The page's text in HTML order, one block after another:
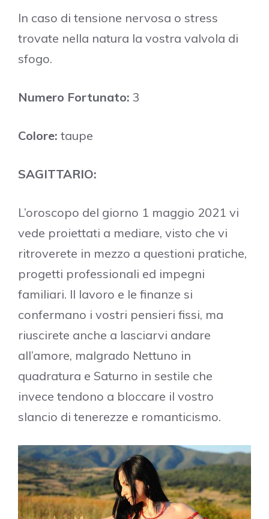
In caso di tensione nervosa o stress
trovate nella natura la vostra valvola di
sfogo.
Numero Fortunato: 3
Colore: taupe
SAGITTARIO:
L’oroscopo del giorno 1 maggio 2021 vi
vede proiettati a mediare, visto che vi
ritroverete in mezzo a questioni pratiche,
progetti professionali ed impegni
familiari. Il lavoro e le finanze si
confermano i vostri pensieri fissi, ma
riuscirete anche a lasciarvi andare
all’amore, malgrado Nettuno in
quadratura e Saturno in sestile che
invece tendono a bloccare il vostro
slancio di tenerezze e romanticismo.